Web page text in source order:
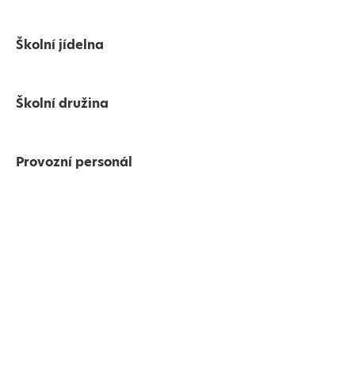
Školní jídelna
Školní družina
Provozní personál